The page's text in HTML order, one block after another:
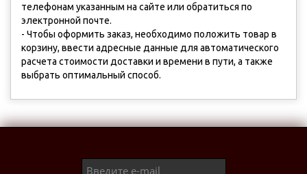
телефонам указанным на сайте или обратиться по
электронной почте.
- Чтобы оформить заказ, необходимо положить товар в
корзину, ввести адресные данные для автоматического
расчета стоимости доставки и времени в пути, а также
выбрать оптимальный способ.